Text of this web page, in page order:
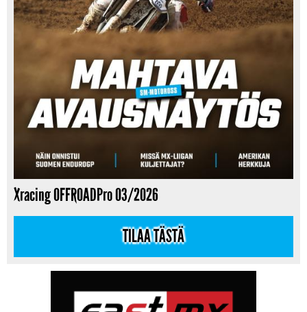
Xracing OFFROADPro 03/2026
TILAA TÄSTÄ